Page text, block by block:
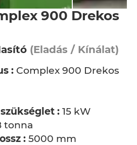
900 Drekos
(Eladás / Kínálat)
: Complex 900 Drekos
: 15 kW
tonna
: 5000 mm